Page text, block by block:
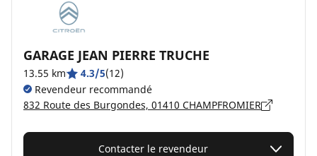
GARAGE JEAN PIERRE TRUCHE
13.55 km 4.3/5(12)
Revendeur recommandé
832 Route des Burgondes, 01410 CHAMPFROMIER
Contacter le revendeur